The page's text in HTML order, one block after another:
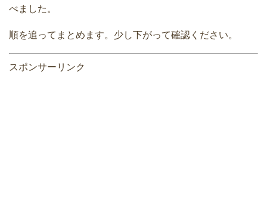
べました。
順を追ってまとめます。少し下がって確認ください。
スポンサーリンク